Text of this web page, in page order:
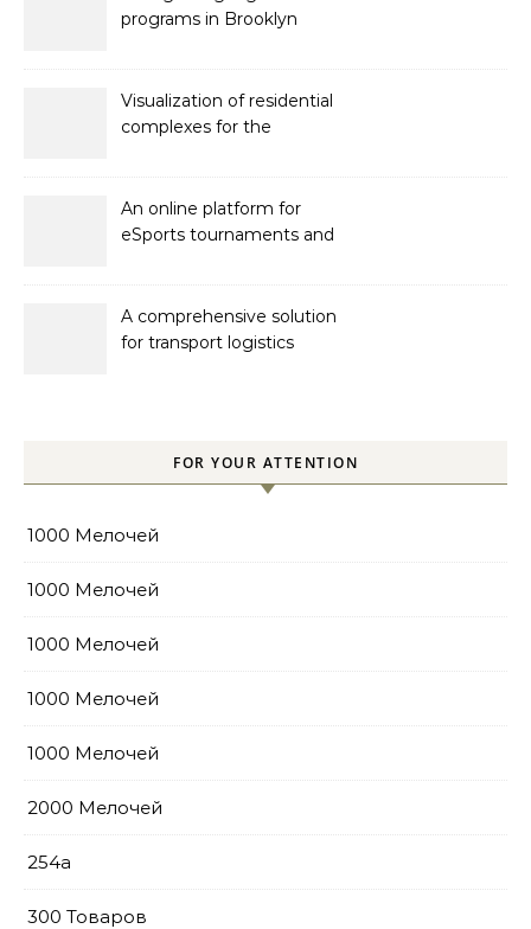
programs in Brooklyn
Visualization of residential
complexes for the
An online platform for
eSports tournaments and
A comprehensive solution
for transport logistics
FOR YOUR ATTENTION
1000 Мелочей
1000 Мелочей
1000 Мелочей
1000 Мелочей
1000 Мелочей
2000 Мелочей
254a
300 Товаров